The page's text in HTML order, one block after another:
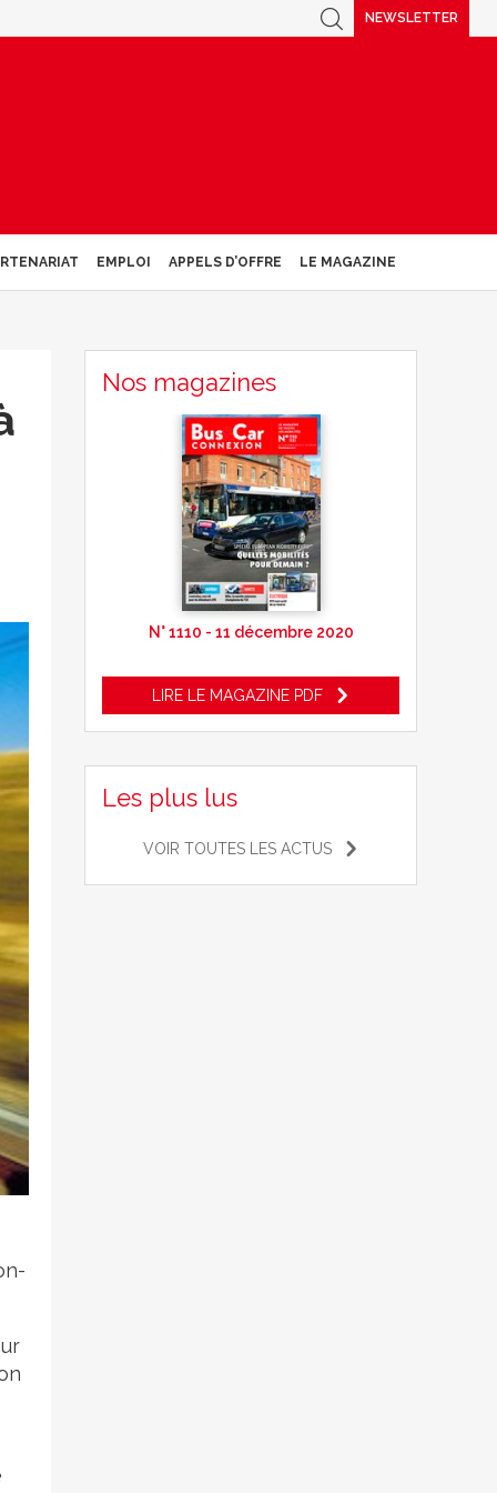
NEWSLETTER
EMPLOI APPELS D’OFFRE LE MAGAZINE
Nos magazines
N° 1110 - 11 décembre 2020
LIRE LE MAGAZINE PDF
Les plus lus
VOIR TOUTES LES ACTUS